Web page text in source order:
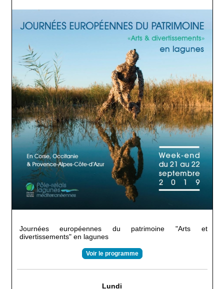
Journées européennes du patrimoine "Arts et
divertissements" en lagunes
Voir le programme
Lundi